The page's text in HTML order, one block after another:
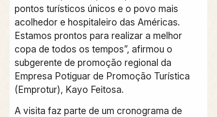
pontos turísticos únicos e o povo mais
acolhedor e hospitaleiro das Américas.
Estamos prontos para realizar a melhor
copa de todos os tempos”, afirmou o
subgerente de promoção regional da
Empresa Potiguar de Promoção Turística
(Emprotur), Kayo Feitosa.
A visita faz parte de um cronograma de